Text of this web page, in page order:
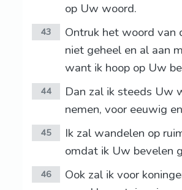
op Uw woord.
43
Ontruk het woord van
niet geheel en al aan
want ik hoop op Uw
44
Dan zal ik steeds Uw
nemen, voor eeuwig
45
Ik zal wandelen op
omdat ik Uw bevelen
46
Ook zal ik voor